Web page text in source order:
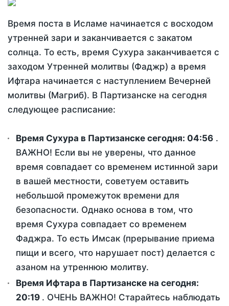
Время поста в Исламе начинается с восходом
утренней зари и заканчивается с закатом
солнца. То есть, время Сухура заканчивается с
заходом Утренней молитвы (Фаджр) а время
Ифтара начинается с наступлением Вечерней
молитвы (Магриб). В Партизанске на сегодня
следующее расписание:
Время Сухура в Партизанске сегодня: 04:56 .
ВАЖНО! Если вы не уверены, что данное
время совпадает со временем истинной зари
в вашей местности, советуем оставить
небольшой промежуток времени для
безопасности. Однако основа в том, что
время Сухура совпадает со временем
Фаджра. То есть Имсак (прерывание приема
пищи и всего, что нарушает пост) делается с
азаном на утреннюю молитву.
Время Ифтара в Партизанске на сегодня:
20:19 . ОЧЕНЬ ВАЖНО! Старайтесь наблюдать